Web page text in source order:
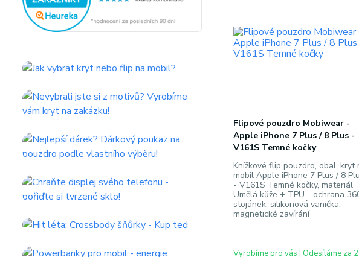
Flipové pouzdro Mobiwear -
Apple iPhone 7 Plus / 8 Plus -
V161S Temné kočky
Knížkové flip pouzdro, obal, kryt
mobil Apple iPhone 7 Plus / 8
- V161S Temné kočky, materiál
Umělá kůže + TPU - ochrana
stojánek, silikonová vanička,
magnetické zavírání
Vyrobíme pro vás | Odesíláme za